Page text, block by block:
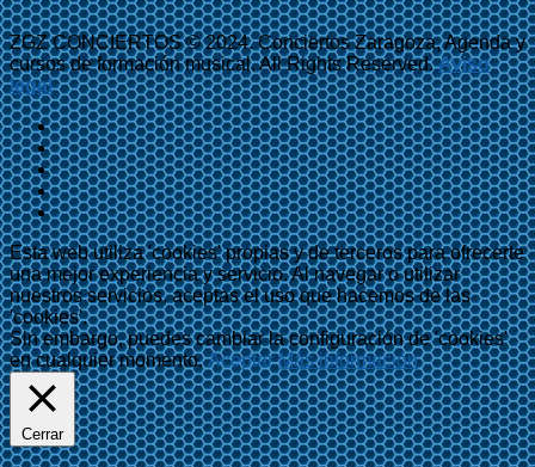
ZGZ CONCIERTOS © 2024. Conciertos Zaragoza, Agenda y
cursos de formación musical. All Rights Reserved.Aviso
legal
Esta web utiliza 'cookies' propias y de terceros para ofrecerte
una mejor experiencia y servicio. Al navegar o utilizar
nuestros servicios, aceptas el uso que hacemos de las
'cookies'.
Sin embargo, puedes cambiar la configuración de 'cookies'
en cualquier momento.Aceptar Más información
Cerrar